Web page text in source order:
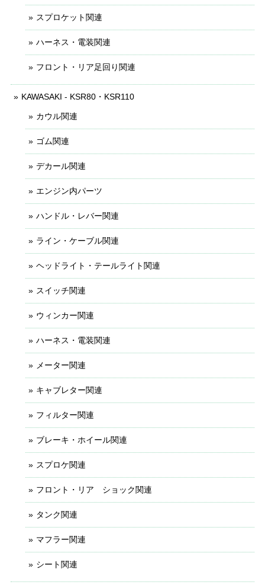
スプロケット関連
ハーネス・電装関連
フロント・リア足回り関連
KAWASAKI - KSR80・KSR110
カウル関連
ゴム関連
デカール関連
エンジン内パーツ
ハンドル・レバー関連
ライン・ケーブル関連
ヘッドライト・テールライト関連
スイッチ関連
ウィンカー関連
ハーネス・電装関連
メーター関連
キャブレター関連
フィルター関連
ブレーキ・ホイール関連
スプロケ関連
フロント・リア ショック関連
タンク関連
マフラー関連
シート関連